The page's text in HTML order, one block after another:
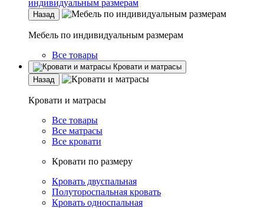
индивидуальным размерам
Назад
Мебель по индивидуальным размерам
Все товары
Кровати и матрасы
Назад
Кровати и матрасы
Все товары
Все матрасы
Все кровати
Кровати по размеру
Кровать двуспальная
Полутороспальная кровать
Кровать односпальная